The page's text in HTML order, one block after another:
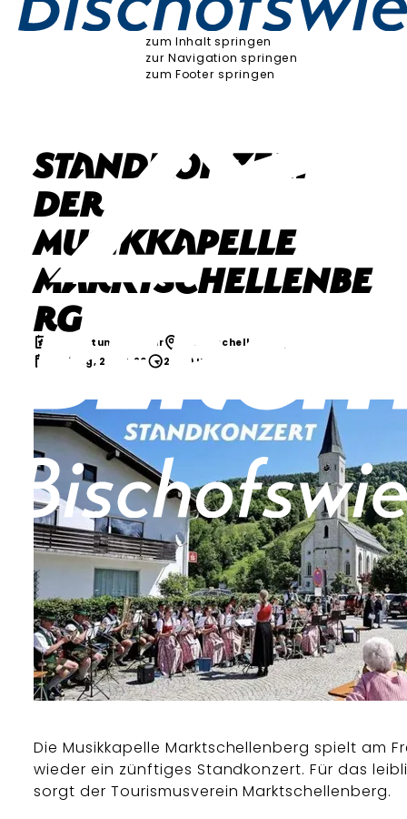
zum Inhalt springen
zur Navigation springen
zum Footer springen
Standkonzert
der
Musikkapelle
Marktschellenbe
rg
Brauchtum & Kultur
Marktschellenberg
Freitag, 28.08.26
20:00 Uhr
Die Musikkapelle Marktschellenberg spielt am
wieder ein zünftiges Standkonzert. Für das
sorgt der Tourismusverein Marktschellenberg.